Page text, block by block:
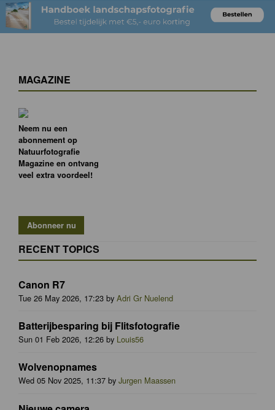
MAGAZINE
Neem nu een
abonnement op
Natuurfotografie
Magazine en ontvang
veel extra voordeel!
RECENT TOPICS
Canon R7
Tue 26 May 2026, 17:23 by Adri Gr Nuelend
Batterijbesparing bij Flitsfotografie
Sun 01 Feb 2026, 12:26 by Louis56
Wolvenopnames
Wed 05 Nov 2025, 11:37 by Jurgen Maassen